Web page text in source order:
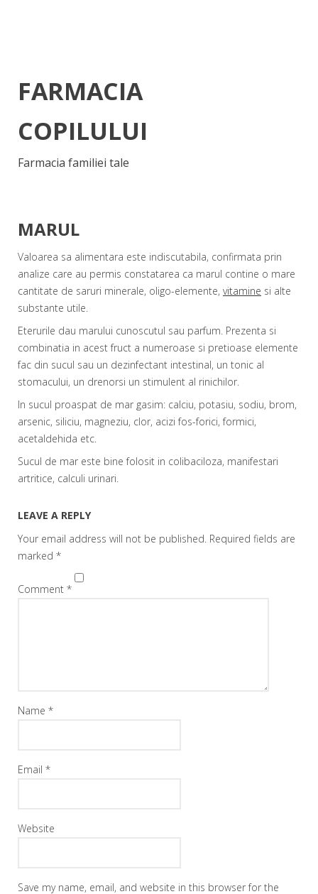
FARMACIA
COPILULUI
Farmacia familiei tale
MARUL
Valoarea sa alimentara este indiscutabila, confirmata prin
analize care au permis constatarea ca marul contine o mare
cantitate de saruri minerale, oligo-elemente, vitamine si alte
substante utile.
Eterurile dau marului cunoscutul sau parfum. Prezenta si
combinatia in acest fruct a numeroase si pretioase elemente
fac din sucul sau un dezinfectant intestinal, un tonic al
stomacului, un drenorsi un stimulent al rinichilor.
In sucul proaspat de mar gasim: calciu, pota­siu, sodiu, brom,
arsenic, siliciu, magneziu, clor, acizi fos-forici, formici,
acetaldehida etc.
Sucul de mar este bine folosit in colibaciloza, manifestari
artritice, calculi urinari.
LEAVE A REPLY
Your email address will not be published. Required fields are
marked *
Comment *
Name *
Email *
Website
Save my name, email, and website in this browser for the